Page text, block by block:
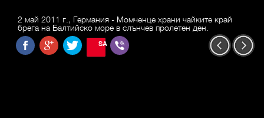
2 май 2011 г., Германия - Момченце храни чайките край
брега на Балтийско море в слънчев пролетен ден.
SAVE